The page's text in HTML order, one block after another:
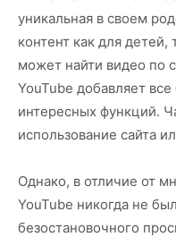
уникальная в своем
контент как для
может найти видео по
YouTube добавляет
интересных функций.
использование сайта
Однако, в отличие от
YouTube никогда не
безостановочного